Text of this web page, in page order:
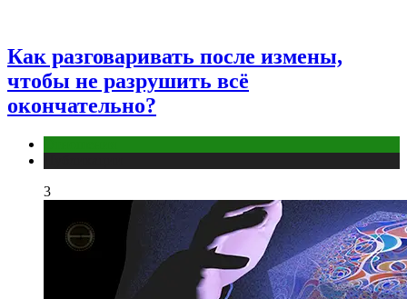
Как разговаривать после измены,
чтобы не разрушить всё
окончательно?
3